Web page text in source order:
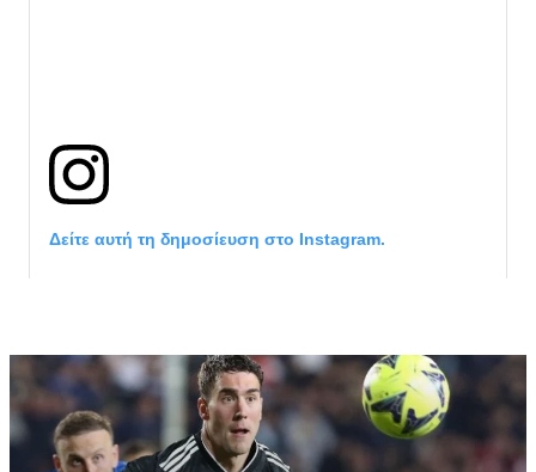
Δείτε αυτή τη δημοσίευση στο Instagram.